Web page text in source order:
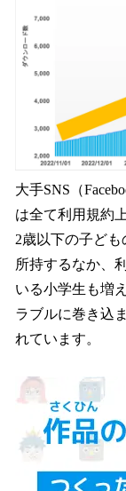
大手SNS（
は全て利用規約
2歳以下の子ど
所持するなか、
いる小学生も増
ラブルに巻き込
れています。